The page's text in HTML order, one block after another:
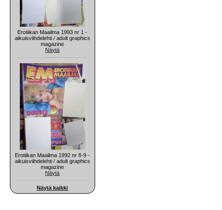
Erotiikan Maailma 1993 nr 1 -
aikuisviihdelehti / adult graphics
magazine
Näytä
Erotiikan Maailma 1992 nr 8-9 -
aikuisviihdelehti / adult graphics
magazine
Näytä
Näytä kaikki